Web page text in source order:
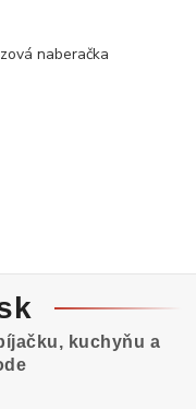
naberačka
kuchyňu a